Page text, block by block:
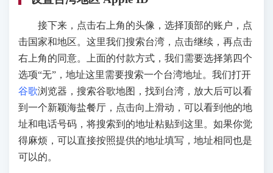
接下来，点击右上角的头像，选择顶部的账户，点
击国家和地区。这里我们搜索台湾，点击继续，再点击
右上角的同意。上面的付款方式，我们需要选择第四个
选项“无”，地址这里需要搜索一个台湾地址。我们打开
谷歌浏览器，搜索谷歌地图，找到台湾，放大后可以看
到一个新颖海盐餐厅，点击向上滑动，可以看到他的地
址和电话号码，将搜索到的地址粘贴到这里。如果你觉
得麻烦，可以直接按照提供的地址填写，地址相同也是
可以的。